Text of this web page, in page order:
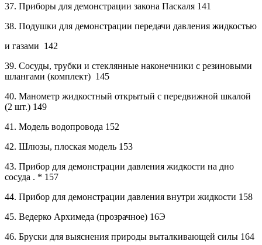
37. Приборы для демонстрации закона Паскаля 141
38. Подушки для демонстрации передачи давления жидкостью
и газами 142
39. Сосуды, трубки и стеклянные наконечники с резиновыми
шлангами (комплект) 145
40. Манометр жидкостный открытый с передвижной шкалой
(2 шт.) 149
41. Модель водопровода 152
42. Шлюзы, плоская модель 153
43. Прибор для демонстрации давления жидкости на дно
сосуда . * 157
44. Прибор для демонстрации давления внутри жидкости 158
45. Ведерко Архимеда (прозрачное) 16Э
46. Бруски для выяснения природы выталкивающей силы 164